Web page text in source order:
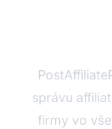
správu
firmy vo